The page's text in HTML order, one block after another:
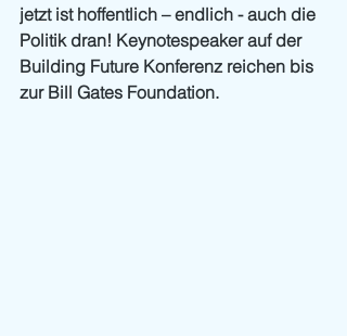
jetzt ist hoffentlich – endlich - auch die
Politik dran! Keynotespeaker auf der
Building Future Konferenz reichen bis
zur Bill Gates Foundation.